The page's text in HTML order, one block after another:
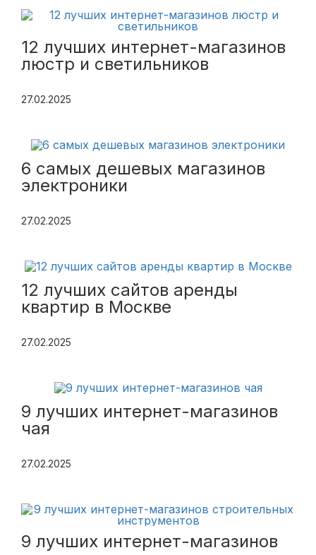
12 лучших интернет-магазинов
люстр и светильников
27.02.2025
6 самых дешевых магазинов
электроники
27.02.2025
12 лучших сайтов аренды
квартир в Москве
27.02.2025
9 лучших интернет-магазинов
чая
27.02.2025
9 лучших интернет-магазинов